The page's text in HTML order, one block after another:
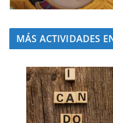
MÁS ACTIVIDADES